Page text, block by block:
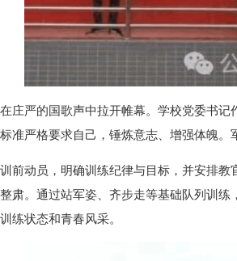
庄严的国歌声中拉开帷幕。学校党委书
准严格要求自己，锤炼意志、增强体魄
前动员，明确训练纪律与目标，并安排
肃。通过站军姿、齐步走等基础队列训
练状态和青春风采。